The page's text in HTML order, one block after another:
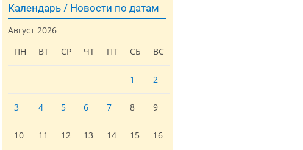
Календарь / Новости по датам
Август 2026
ПН
ВТ СР ЧТ ПТ СБ ВС
1 2
3 4 5 6 7 8 9
10 11 12 13 14 15 16